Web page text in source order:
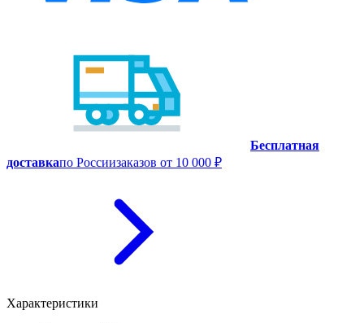
Бесплатная
доставкапо Россиизаказов от 10 000 ₽
Характеристики